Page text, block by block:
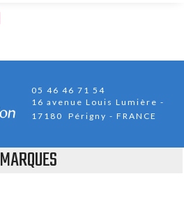
05 46 46 71 54
16 avenue Louis Lumière
17180 Périgny - FRANCE
MARQUES